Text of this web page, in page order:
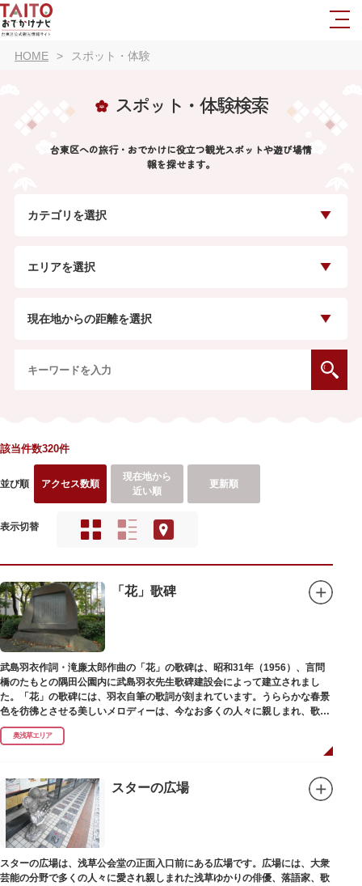
HOME スポット・体験
スポット・体験検索
台東区への旅行・おでかけに役立つ観光スポットや遊び場情
報を探せます。
カテゴリを選択
エリアを選択
現在地からの距離を選択
該当件数320件
並び順 アクセス数順
現在地から
近い順
更新順
表示切替
「花」歌碑
武島羽衣作詞・滝廉太郎作曲の「花」の歌碑は、昭和31年（1956）、言問
橋のたもとの隅田公園内に武島羽衣先生歌碑建設会によって建立されまし
た。「花」の歌碑には、羽衣自筆の歌詞が刻まれています。うららかな春景
色を彷彿とさせる美しいメロディーは、今なお多くの人々に親しまれ、歌い
つがれています。
奥浅草エリア
スターの広場
スターの広場は、浅草公会堂の正面入口前にある広場です。広場には、大衆
芸能の分野で多くの人々に愛され親しまれた浅草ゆかりの俳優、落語家、歌